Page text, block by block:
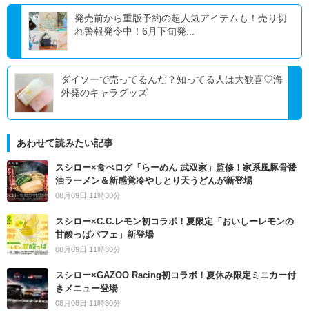
発売前から重版予約の超人気アイテムも！売り切
れ警報発令中！6月下旬発...
ダイソーで売ってるんだ？知ってる人は大歓喜♡海
外発のキャラグッズ
あわせて読みたい記事
スシロー×食べログ「らーめん 武双家」監修！家系風豚骨醤
油ラーメン＆新感覚冷やしとり天うどんが新登場
08月09日 11時30分
スシロー×C.C.レモン初コラボ！夏限定「おいしーレモンの
甘酸っぱパフェ」新登場
08月09日 11時30分
スシロー×GAZOO Racing初コラボ！夏休み限定ミニカー付
きメニュー登場
08月08日 11時30分